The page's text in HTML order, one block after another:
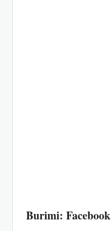
Burimi: Facebook